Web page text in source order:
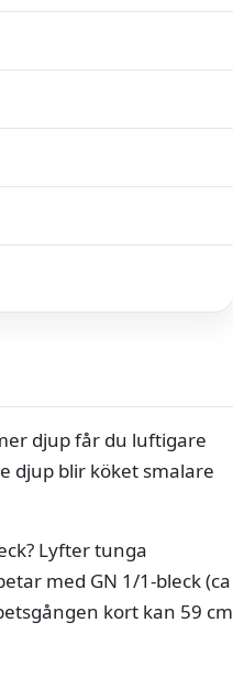
djup får du luftigare
djup blir köket smalare
Lyfter tunga
med GN 1/1-bleck (ca
kort kan 59 cm